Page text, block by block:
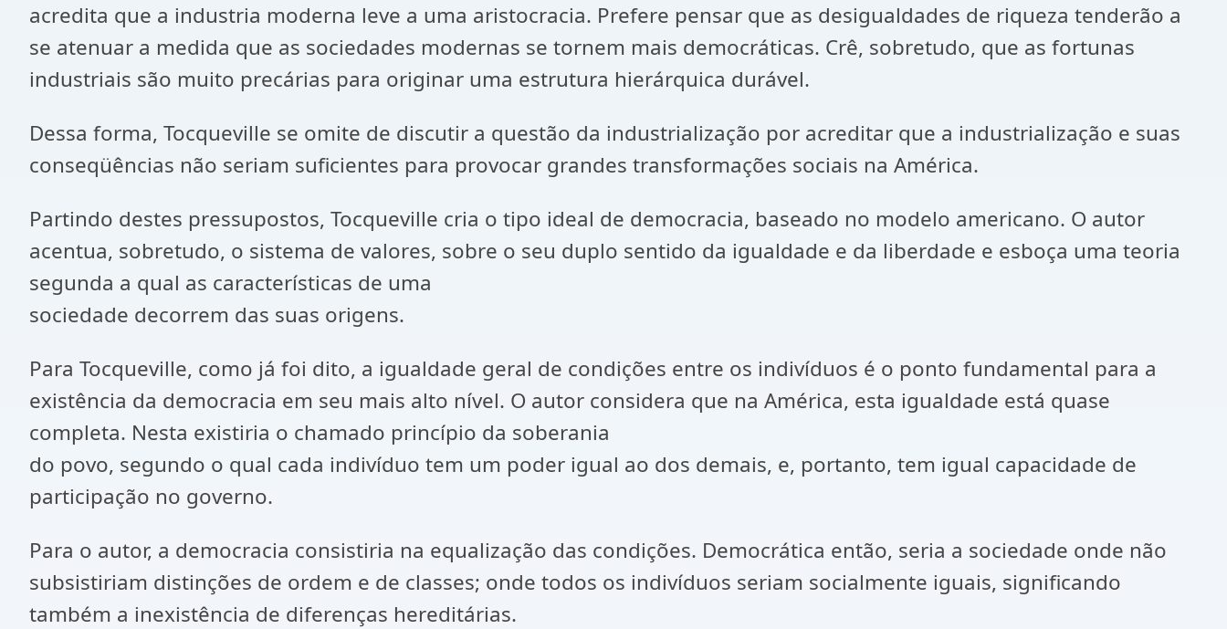
acredita que a industria moderna leve a uma aristocracia. Prefere pensar que as desigualdades de riqueza tenderão a
se atenuar a medida que as sociedades modernas se tornem mais democráticas. Crê, sobretudo, que as fortunas
industriais são muito precárias para originar uma estrutura hierárquica durável.
Dessa forma, Tocqueville se omite de discutir a questão da industrialização por acreditar que a industrialização e suas
conseqüências não seriam suficientes para provocar grandes transformações sociais na América.
Partindo destes pressupostos, Tocqueville cria o tipo ideal de democracia, baseado no modelo americano. O autor
acentua, sobretudo, o sistema de valores, sobre o seu duplo sentido da igualdade e da liberdade e esboça uma teoria
segunda a qual as características de uma
sociedade decorrem das suas origens.
Para Tocqueville, como já foi dito, a igualdade geral de condições entre os indivíduos é o ponto fundamental para a
existência da democracia em seu mais alto nível. O autor considera que na América, esta igualdade está quase
completa. Nesta existiria o chamado princípio da soberania
do povo, segundo o qual cada indivíduo tem um poder igual ao dos demais, e, portanto, tem igual capacidade de
participação no governo.
Para o autor, a democracia consistiria na equalização das condições. Democrática então, seria a sociedade onde não
subsistiriam distinções de ordem e de classes; onde todos os indivíduos seriam socialmente iguais, significando
também a inexistência de diferenças hereditárias.